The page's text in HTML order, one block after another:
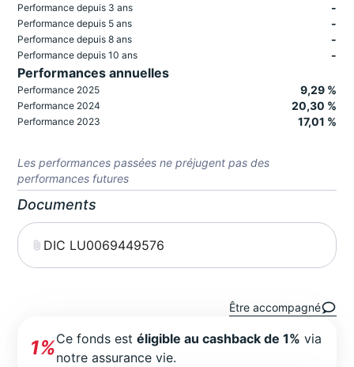
Performance depuis 3 ans -
Performance depuis 5 ans -
Performance depuis 8 ans -
Performance depuis 10 ans -
Performances annuelles
Performance 2025 9,29 %
Performance 2024 20,30 %
Performance 2023 17,01 %
Les performances passées ne préjugent pas des
performances futures
Documents
DIC LU0069449576
Être accompagné
1%Ce fonds estéligible au cashback de 1% via
notre assurance vie.